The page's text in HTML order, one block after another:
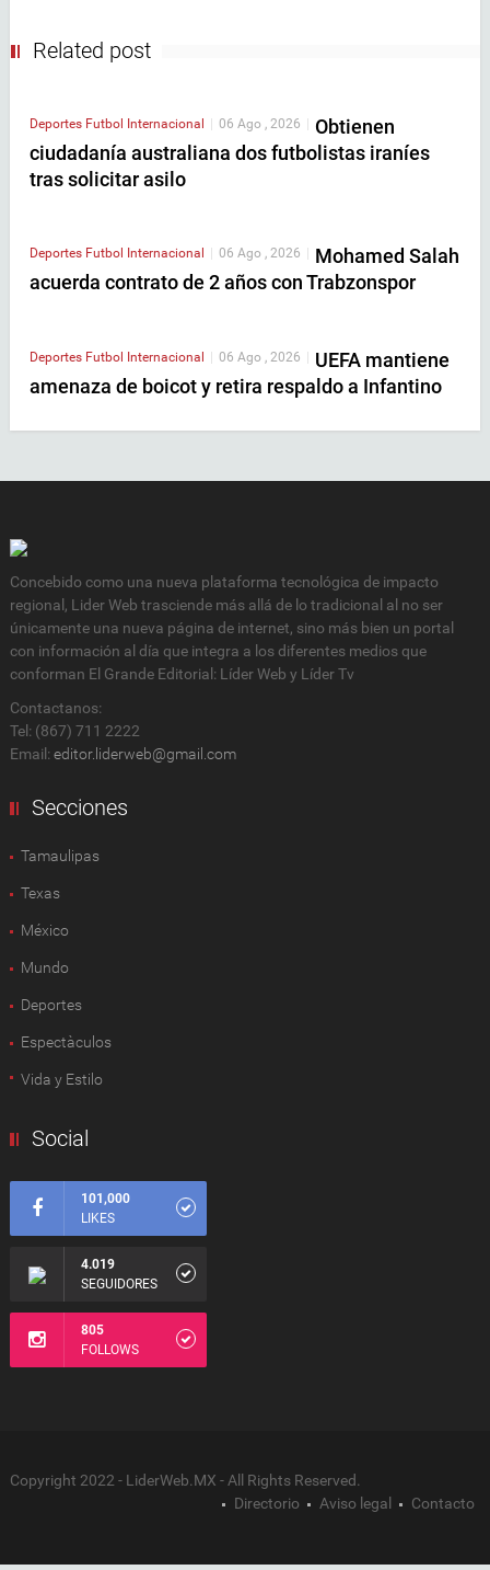
Related post
Deportes Futbol Internacional | 06 Ago , 2026 | Obtienen
ciudadanía australiana dos futbolistas iraníes
tras solicitar asilo
Deportes Futbol Internacional 06 Ago , 2026
Mohamed Salah
acuerda contrato de 2 años con Trabzonspor
Deportes Futbol Internacional | 06 Ago , 2026 | UEFA mantiene
amenaza de boicot y retira respaldo a Infantino
Concebido como una nueva plataforma tecnológica de impacto
regional, Lider Web trasciende más allá de lo tradicional al no ser
únicamente una nueva página de internet, sino más bien un portal
con información al día que integra a los diferentes medios que
conforman El Grande Editorial: Líder Web y Líder Tv
Contactanos:
Tel: (867) 711 2222
Email: editor.liderweb@gmail.com
Secciones
Tamaulipas
Texas
México
Mundo
Deportes
Espectàculos
Vida y Estilo
Social
101,000
LIKES
4.019
SEGUIDORES
805
FOLLOWS
Copyright 2022 - LiderWeb.MX - All Rights Reserved.
Directorio
Aviso legal Contacto